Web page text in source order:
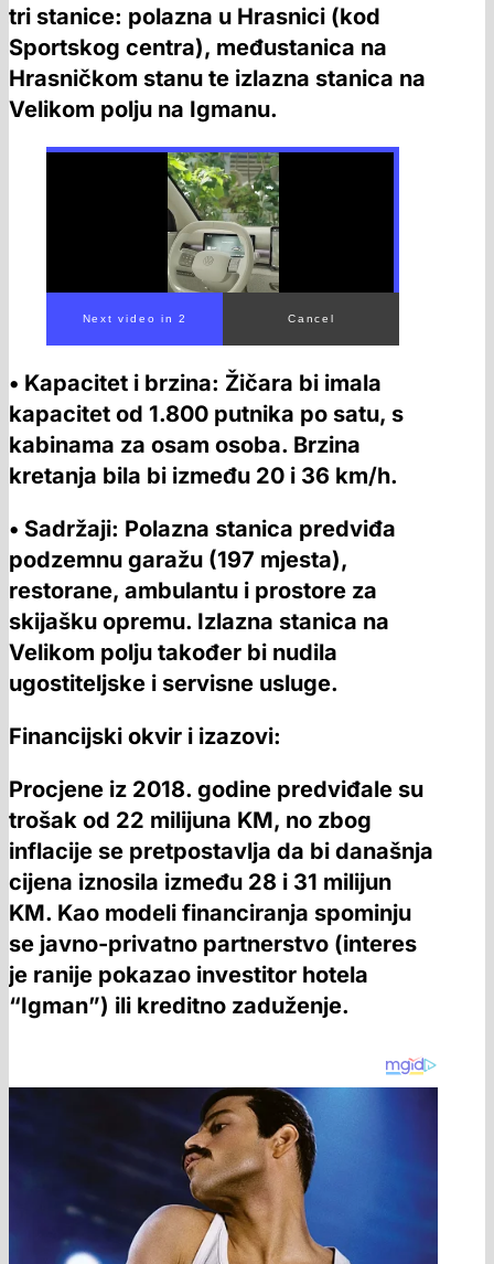
tri stanice: polazna u Hrasnici (kod
Sportskog centra), međustanica na
Hrasničkom stanu te izlazna stanica na
Velikom polju na Igmanu.
• Kapacitet i brzina: Žičara bi imala
kapacitet od 1.800 putnika po satu, s
kabinama za osam osoba. Brzina
kretanja bila bi između 20 i 36 km/h.
• Sadržaji: Polazna stanica predviđa
podzemnu garažu (197 mjesta),
restorane, ambulantu i prostore za
skijašku opremu. Izlazna stanica na
Velikom polju također bi nudila
ugostiteljske i servisne usluge.
Financijski okvir i izazovi:
Procjene iz 2018. godine predviđale su
trošak od 22 milijuna KM, no zbog
inflacije se pretpostavlja da bi današnja
cijena iznosila između 28 i 31 milijun
KM. Kao modeli financiranja spominju
se javno-privatno partnerstvo (interes
je ranije pokazao investitor hotela
“Igman”) ili kreditno zaduženje.